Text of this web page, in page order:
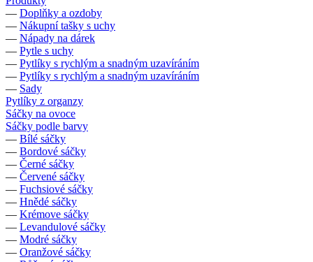
— Doplňky a ozdoby
— Nákupní tašky s uchy
— Nápady na dárek
— Pytle s uchy
— Pytlíky s rychlým a snadným uzavíráním
— Pytlíky s rychlým a snadným uzavíráním
— Sady
Pytlíky z organzy
Sáčky na ovoce
Sáčky podle barvy
— Bílé sáčky
— Bordové sáčky
— Černé sáčky
— Červené sáčky
— Fuchsiové sáčky
— Hnědé sáčky
— Krémove sáčky
— Levandulové sáčky
— Modré sáčky
— Oranžové sáčky